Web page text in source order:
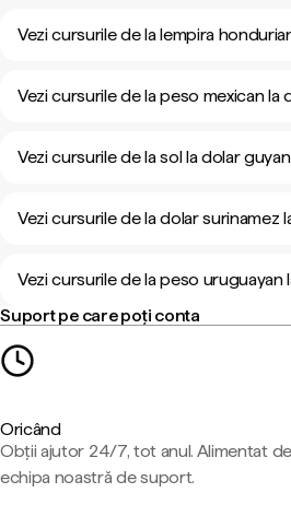
Vezi cursurile de la lempira
Vezi cursurile de la peso mexican la
Vezi cursurile de la sol la dolar
Vezi cursurile de la dolar surinamez
Vezi cursurile de la peso uruguayan
Suport pe care poți conta
Oricând
Obții ajutor 24/7, tot anul. Alimentat
echipa noastră de suport.